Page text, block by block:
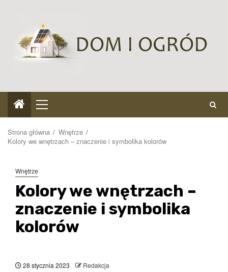
Menu
główne
Strona główna
Wnętrze
Kolory we wnętrzach – znaczenie i symbolika kolorów
Wnętrze
Kolory we wnętrzach –
znaczenie i symbolika
kolorów
28 stycznia 2023 Redakcja